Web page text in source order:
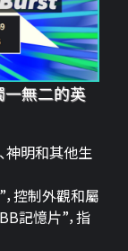
一無二的英
神明和其他生
控制外觀和屬
記憶片”，指